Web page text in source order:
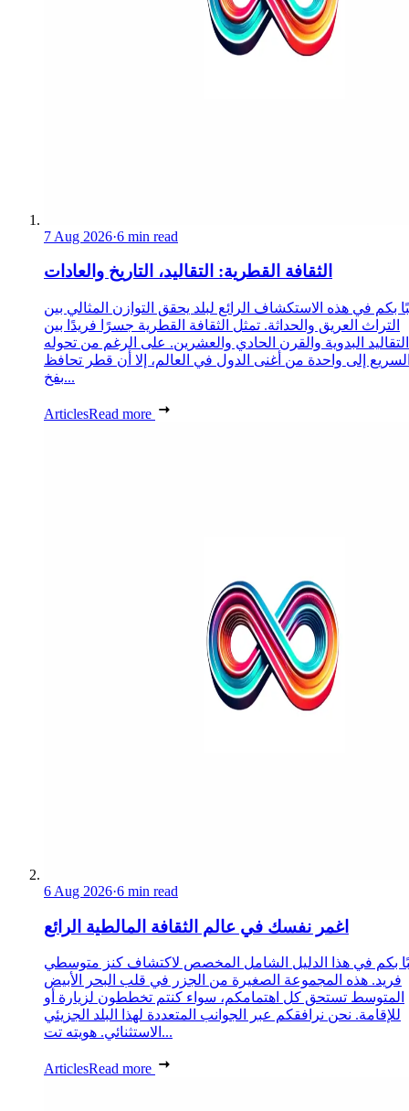
7 Aug 2026·6 min read
الثقافة القطرية: التقاليد، التاريخ والعادات
بكم في هذه الاستكشاف الرائع لبلد يحقق التوازن المثالي بين
التراث العريق والحداثة. تمثل الثقافة القطرية جسرًا فريدًا بين
التقاليد البدوية والقرن الحادي والعشرين. على الرغم من تحوله
إلى واحدة من أغنى الدول في العالم، إلا أن قطر تحافظ
بفخ...
ArticlesRead more
6 Aug 2026·6 min read
اغمر نفسك في عالم الثقافة المالطية الرائع
بكم في هذا الدليل الشامل المخصص لاكتشاف كنز متوسطي
فريد. هذه المجموعة الصغيرة من الجزر في قلب البحر الأبيض
المتوسط تستحق كل اهتمامكم، سواء كنتم تخططون لزيارة أو
للإقامة. نحن نرافقكم عبر الجوانب المتعددة لهذا البلد الجزيئي
الاستثنائي. هويته تت...
ArticlesRead more